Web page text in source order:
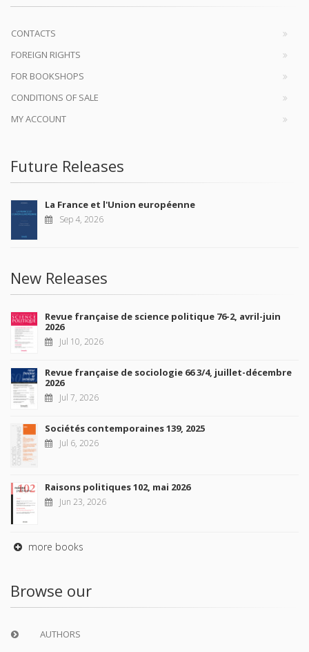
CONTACTS
FOREIGN RIGHTS
FOR BOOKSHOPS
CONDITIONS OF SALE
MY ACCOUNT
Future Releases
La France et l'Union européenne
Sep 4, 2026
New Releases
Revue française de science politique 76-2, avril-juin
2026
Jul 10, 2026
Revue française de sociologie 66 3/4, juillet-décembre
2026
Jul 7, 2026
Sociétés contemporaines 139, 2025
Jul 6, 2026
Raisons politiques 102, mai 2026
Jun 23, 2026
more books
Browse our
AUTHORS